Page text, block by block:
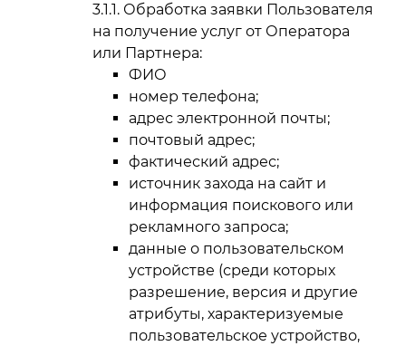
Обработка заявки Пользователя
на получение услуг от Оператора
или Партнера:
ФИО
номер телефона;
адрес электронной почты;
почтовый адрес;
фактический адрес;
источник захода на сайт и
информация поискового или
рекламного запроса;
данные о пользовательском
устройстве (среди которых
разрешение, версия и другие
атрибуты, характеризуемые
пользовательское устройство,